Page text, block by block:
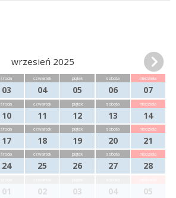
wrzesień 2025
środa
03
czwartek
04
piątek
05
sobota
06
niedziela
07
środa
10
czwartek
11
piątek
12
sobota
13
niedziela
14
środa
17
czwartek
18
piątek
19
sobota
20
niedziela
21
środa
24
czwartek
25
piątek
26
sobota
27
niedziela
28
01 02 03 04 05